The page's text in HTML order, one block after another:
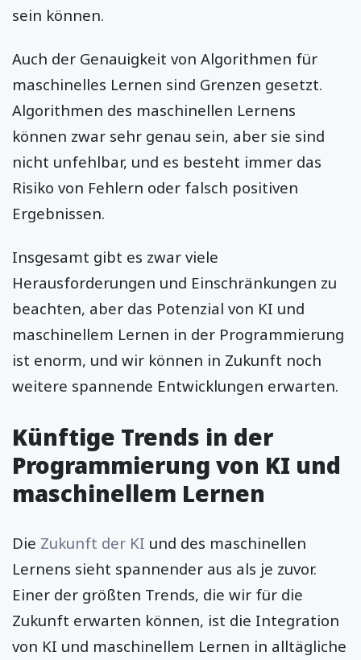
sein können.
Auch der Genauigkeit von Algorithmen für
maschinelles Lernen sind Grenzen gesetzt.
Algorithmen des maschinellen Lernens
können zwar sehr genau sein, aber sie sind
nicht unfehlbar, und es besteht immer das
Risiko von Fehlern oder falsch positiven
Ergebnissen.
Insgesamt gibt es zwar viele
Herausforderungen und Einschränkungen zu
beachten, aber das Potenzial von KI und
maschinellem Lernen in der Programmierung
ist enorm, und wir können in Zukunft noch
weitere spannende Entwicklungen erwarten.
Künftige Trends in der
Programmierung von KI und
maschinellem Lernen
Die Zukunft der KI und des maschinellen
Lernens sieht spannender aus als je zuvor.
Einer der größten Trends, die wir für die
Zukunft erwarten können, ist die Integration
von KI und maschinellem Lernen in alltägliche